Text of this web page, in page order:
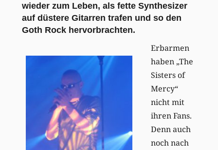
wieder zum Leben, als fette Synthesizer
auf düstere Gitarren trafen und so den
Goth Rock hervorbrachten.
Erbarmen
haben „The
Sisters of
Mercy“
nicht mit
ihren Fans.
Denn auch
noch nach